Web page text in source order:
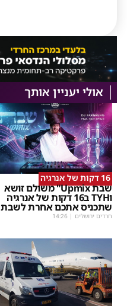
אולי יעניין אותך
16 דקות של אנרגיה
שבת Upmix" משולם זושא
וTYH ב16 דקות של אנרגיה
שתכניס אתכם אחרת לשבת
חרדים ירושלים |
14:26